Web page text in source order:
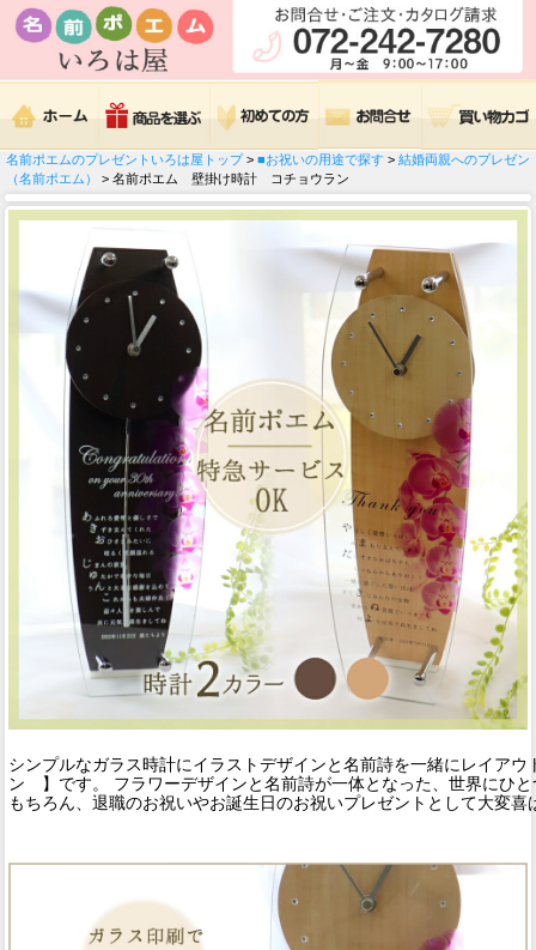
名前ポエムのプレゼントいろは屋トップ> ■お祝いの用途で探す > 結婚両親へのプレゼン
（名前ポエム）
> 名前ポエム 壁掛け時計 コチョウラン
シンプルなガラス時計にイラストデザインと名前詩を一緒にレイア
ン 】です。 フラワーデザインと名前詩が一体となった、世界にひ
もちろん、退職のお祝いやお誕生日のお祝いプレゼントとして大変